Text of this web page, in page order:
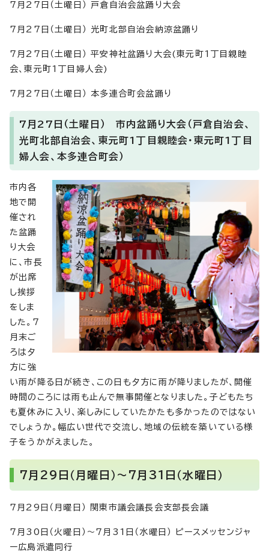
7月27日（土曜日） 戸倉自治会盆踊り大会
7月27日（土曜日） 光町北部自治会納涼盆踊り
7月27日（土曜日） 平安神社盆踊り大会(東元町1丁目親睦
会、東元町1丁目婦人会)
7月27日（土曜日） 本多連合町会盆踊り
7月27日（土曜日） 市内盆踊り大会（戸倉自治会、
光町北部自治会、東元町1丁目親睦会・東元町1丁目
婦人会、本多連合町会）
市内各
地で開
催され
た盆踊
り大会
に、市長
が出席
し挨拶
をしま
した。7
月末ご
ろは夕
方に強
い雨が降る日が続き、この日も夕方に雨が降りましたが、開催
時間のころには雨も止んで無事開催となりました。子どもたち
も夏休みに入り、楽しみにしていたかたも多かったのではない
でしょうか。幅広い世代で交流し、地域の伝統を築いている様
子をうかがえました。
7月29日（月曜日）～7月31日（水曜日）
7月29日（月曜日） 関東市議会議長会支部長会議
7月30日（火曜日）～7月31日（水曜日） ピースメッセンジャ
ー広島派遣同行